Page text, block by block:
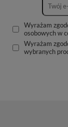
Wyrażam
osobowych w
Wyrażam
wybranych